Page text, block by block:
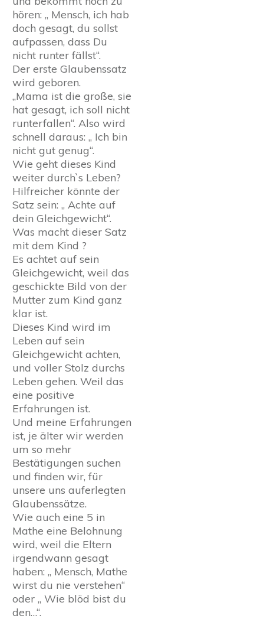
hören: „ Mensch, ich hab
doch gesagt, du sollst
aufpassen, dass Du
nicht runter fällst“.
Der erste Glaubenssatz
wird geboren.
„Mama ist die große, sie
hat gesagt, ich soll nicht
runterfallen“. Also wird
schnell daraus: „ Ich bin
nicht gut genug“.
Wie geht dieses Kind
weiter durchˋs Leben?
Hilfreicher könnte der
Satz sein: „ Achte auf
dein Gleichgewicht“.
Was macht dieser Satz
mit dem Kind ?
Es achtet auf sein
Gleichgewicht, weil das
geschickte Bild von der
Mutter zum Kind ganz
klar ist.
Dieses Kind wird im
Leben auf sein
Gleichgewicht achten,
und voller Stolz durchs
Leben gehen. Weil das
eine positive
Erfahrungen ist.
Und meine Erfahrungen
ist, je älter wir werden
um so mehr
Bestätigungen suchen
und finden wir, für
unsere uns auferlegten
Glaubenssätze.
Wie auch eine 5 in
Mathe eine Belohnung
wird, weil die Eltern
irgendwann gesagt
haben: „ Mensch, Mathe
wirst du nie verstehen“
oder „ Wie blöd bist du
den…“.